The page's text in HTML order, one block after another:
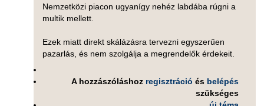
Nemzetközi piacon ugyanígy nehéz labdába rúgni a
multik mellett.
Ezek miatt direkt skálázásra tervezni egyszerűen
pazarlás, és nem szolgálja a megrendelők érdekeit.
A hozzászóláshoz regisztráció és belépés
szükséges